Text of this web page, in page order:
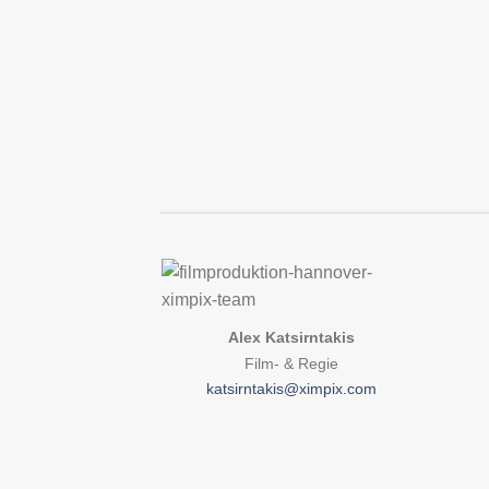
Alex Katsirntakis
Film- & Regie
katsirntakis@ximpix.com